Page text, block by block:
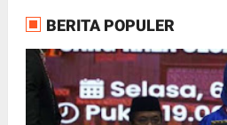
BERITA POPULER